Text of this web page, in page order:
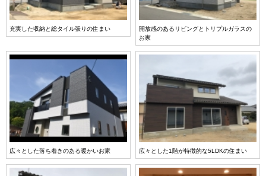
充実した収納と総タイル張りの住まい
開放感のあるリビングとトリプルガラスの
お家
広々とした落ち着きのある暖かいお家 広々とした1階が特徴的な5LDKの住まい